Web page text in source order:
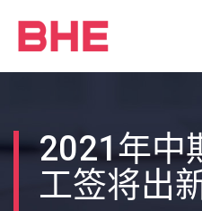
2021年中
工签将出